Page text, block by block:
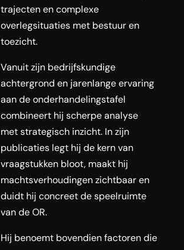
trajecten en complexe
overlegsituaties met bestuur en
toezicht.
Vanuit zijn bedrijfskundige
achtergrond en jarenlange ervaring
aan de onderhandelingstafel
combineert hij scherpe analyse
met strategisch inzicht. In zijn
publicaties legt hij de kern van
vraagstukken bloot, maakt hij
machtsverhoudingen zichtbaar en
duidt hij concreet de speelruimte
van de OR.
Hij benoemt bovendien factoren die